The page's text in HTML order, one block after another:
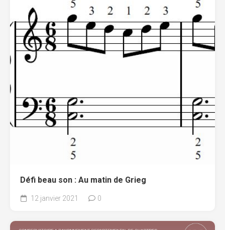
Défi beau son : Au matin de Grieg
12 janvier 2021 0